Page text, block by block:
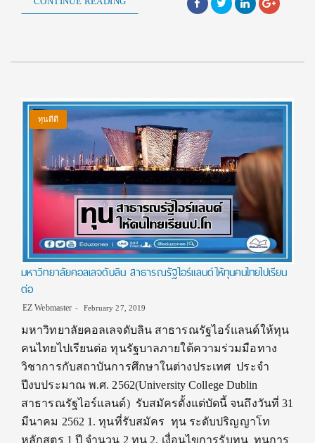
ทุนดีดี
มหาวิทยาลัยคอลเลจดับลิน สาธารณรัฐไอร์แลนด์ให้ทุนคนไทยไปเรียน
ต่อ
EZ Webmaster February 27, 2019
มหาวิทยาลัยคอลเลจดับลิน สาธารณรัฐไอร์แลนด์ให้ทุน
คนไทยไปเรียนต่อ ทุนรัฐบาลภายใต้ความร่วมมือทาง
วิชาการกับสถาบันการศึกษาในต่างประเทศ ประจำ
ปีงบประมาณ พ.ศ. 2562(University College Dublin
สาธารณรัฐไอร์แลนด์) รับสมัครตั้งแต่บัดนี้ จนถึงวันที่ 31
มีนาคม 2562 1. ทุนที่รับสมัคร ทุน ระดับปริญญาโท
หลักสูตร 1 ปี จํานวน 2 ทุน 2. เงื่อนไขการรับทุน ทุนการ